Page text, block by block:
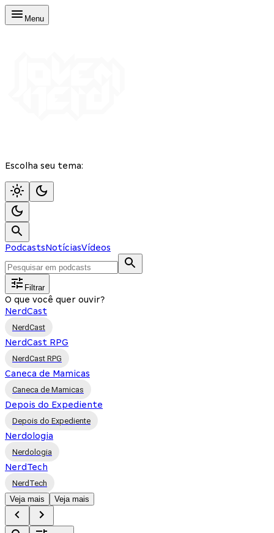
Menu
Escolha seu tema:
PodcastsNotíciasVídeos
Filtrar
O que você quer ouvir?
NerdCast
NerdCast
NerdCast RPG
NerdCast RPG
Caneca de Mamicas
Caneca de Mamicas
Depois do Expediente
Depois do Expediente
Nerdologia
Nerdologia
NerdTech
NerdTech
Veja mais
Veja mais